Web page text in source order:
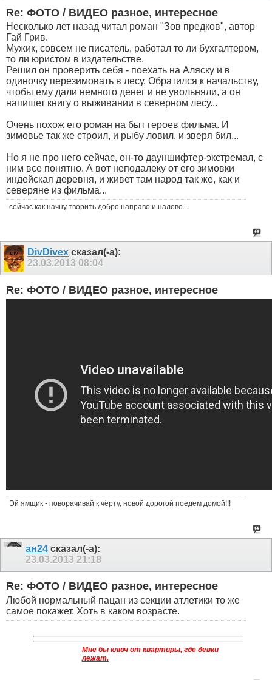
Re: ФОТО / ВИДЕО разное, интересное
Несколько лет назад читал роман "Зов предков", автор
Гай Грив.
Мужик, совсем не писатель, работал то ли бухгалтером,
то ли юристом в издательстве.
Решил он проверить себя - поехать на Аляску и в
одиночку перезимовать в лесу. Обратился к начальству,
чтобы ему дали немного денег и не увольняли, а он
напишет книгу о выживании в северном лесу...
Очень похож его роман на быт героев фильма. И
зимовье так же строил, и рыбу ловил, и зверя бил...
Но я не про него сейчас, он-то дауншифтер-экстремал, с
ним все понятно. А вот неподалеку от его зимовки
индейская деревня, и живет там народ так же, как и
северяне из фильма...
сейчас как начну творить добро направо и налево...
DivDivex сказал(-а):
23.03.2013 08:04
Re: ФОТО / ВИДЕО разное, интересное
Эй ямщик - поворачивай к чёрту, новой дорогой поедем домой!!!
ан24 сказал(-а):
23.03.201321:18
Re: ФОТО / ВИДЕО разное, интересное
Любой нормальный пацан из секции атлетики то же
самое покажет. Хоть в каком возрасте.
Мне бы ключ от квартиры, где девки
лежат.